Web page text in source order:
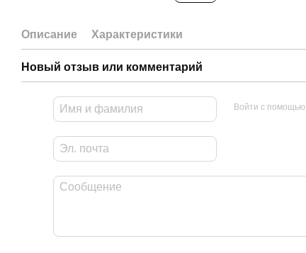
Описание Характеристики
Новый отзыв или комментарий
Войти с помощью